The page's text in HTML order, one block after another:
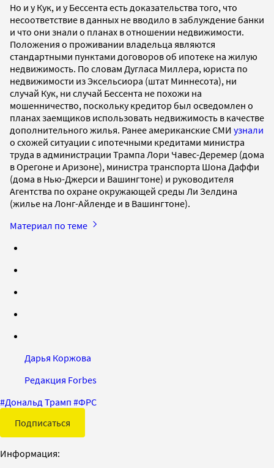
Но и у Кук, и у Бессента есть доказательства того, что
несоответствие в данных не вводило в заблуждение банки
и что они знали о планах в отношении недвижимости.
Положения о проживании владельца являются
стандартными пунктами договоров об ипотеке на жилую
недвижимость. По словам Дугласа Миллера, юриста по
недвижимости из Эксельсиора (штат Миннесота), ни
случай Кук, ни случай Бессента не похожи на
мошенничество, поскольку кредитор был осведомлен о
планах заемщиков использовать недвижимость в качестве
дополнительного жилья. Ранее американские СМИ узнали
о схожей ситуации с ипотечными кредитами министра
труда в администрации Трампа Лори Чавес-Деремер (дома
в Орегоне и Аризоне), министра транспорта Шона Даффи
(дома в Нью-Джерси и Вашингтоне) и руководителя
Агентства по охране окружающей среды Ли Зелдина
(жилье на Лонг-Айленде и в Вашингтоне).
Материал по теме
Дарья Коржова
Редакция Forbes
#Дональд Трамп #ФРС
Подписаться
Информация: